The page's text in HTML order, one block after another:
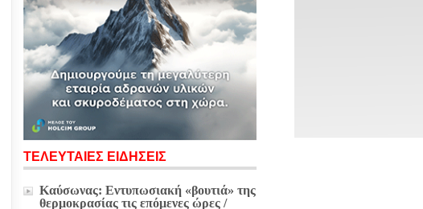
ΤΕΛΕΥΤΑΙΕΣ ΕΙΔΗΣΕΙΣ
Καύσωνας: Εντυπωσιακή «βουτιά» της
θερμοκρασίας τις επόμενες ώρες /